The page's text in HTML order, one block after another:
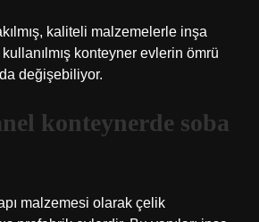
kaliteli malzemelerle inşa
konteyner evlerin ömrü
değişebiliyor.
konteynerde soba
malzemesi olarak çelik